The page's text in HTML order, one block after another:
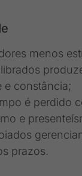
menos
e constância;
é perdido
e
prazos.